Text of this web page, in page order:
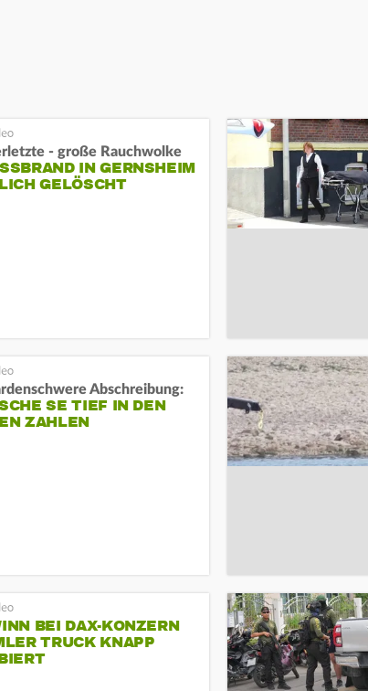
- große Rauchwolke
IN GERNSHEIM E
GELÖSCHT
Abschreibung:
SE TIEF IN DEN
ZAHLEN
BEI DAX-KONZERN
TRUCK KNAPP